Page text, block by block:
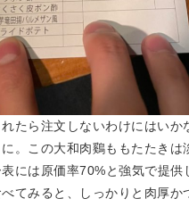
たら注文しないわけにはいか
。この大和肉鷄ももたたきは
には原価率70%と強気で提供
てみると、しっかりと肉厚か